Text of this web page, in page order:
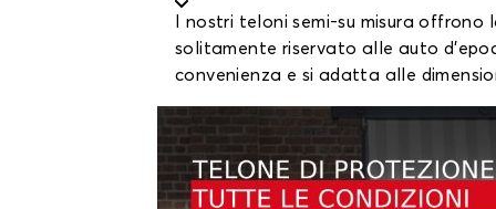
I nostri teloni semi-su misura
solitamente riservato alle auto
convenienza e si adatta alle